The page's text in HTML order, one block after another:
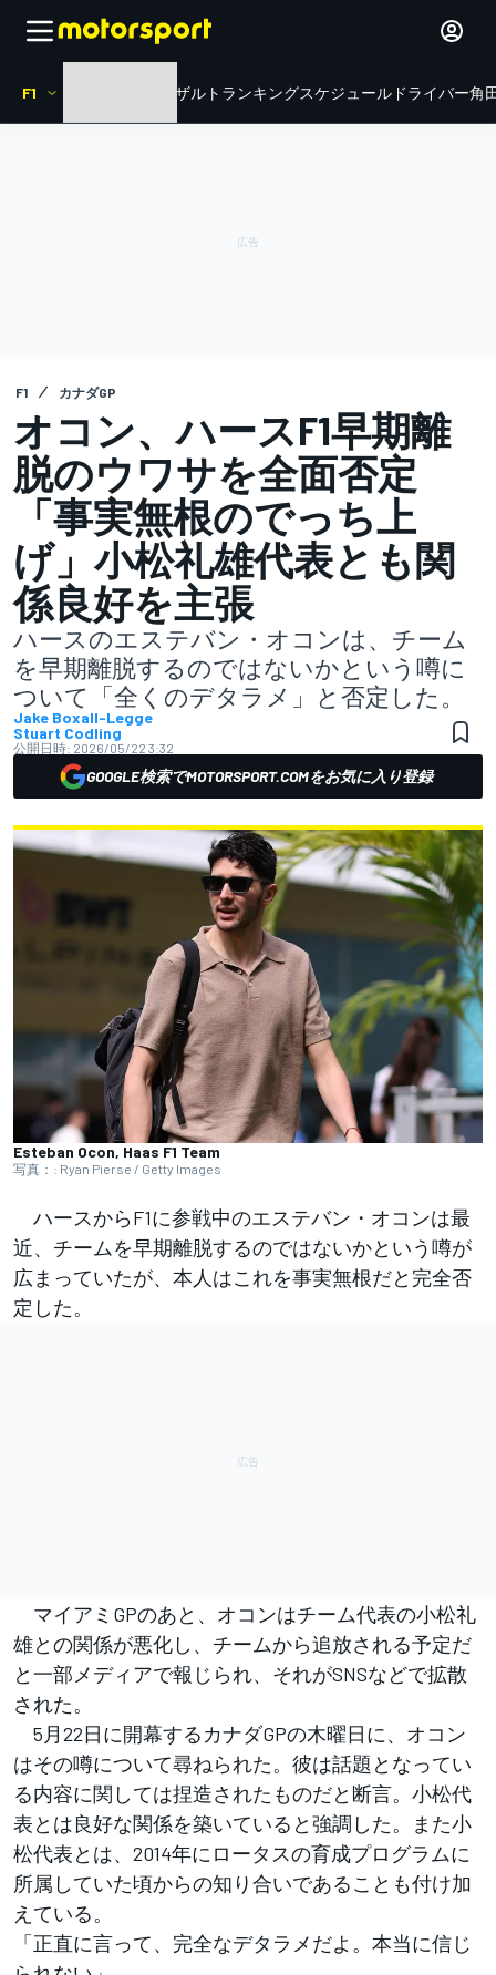
F1 リザルト ランキングスケジュール ドライバー角
F1 カナダGP
オコン、ハースF1早期離
脱のウワサを全面否定
「事実無根のでっち上
げ」小松礼雄代表とも関
係良好を主張
ハースのエステバン・オコンは、チーム
を早期離脱するのではないかという噂に
ついて「全くのデタラメ」と否定した。
Jake Boxall-Legge
Stuart Codling
公開日時: 2026/05/22 3:32
GOOGLE検索でMOTORSPORT.COMをお気に入り登録
Esteban Ocon, Haas F1 Team
写真：: Ryan Pierse / Getty Images
ハースからF1に参戦中のエステバン・オコンは最
近、チームを早期離脱するのではないかという噂が
広まっていたが、本人はこれを事実無根だと完全否
定した。
マイアミGPのあと、オコンはチーム代表の小松礼
雄との関係が悪化し、チームから追放される予定だ
と一部メディアで報じられ、それがSNSなどで拡散
された。
5月22日に開幕するカナダGPの木曜日に、オコン
はその噂について尋ねられた。彼は話題となってい
る内容に関しては捏造されたものだと断言。小松代
表とは良好な関係を築いていると強調した。また小
松代表とは、2014年にロータスの育成プログラムに
所属していた頃からの知り合いであることも付け加
えている。
「正直に言って、完全なデタラメだよ。本当に信じ